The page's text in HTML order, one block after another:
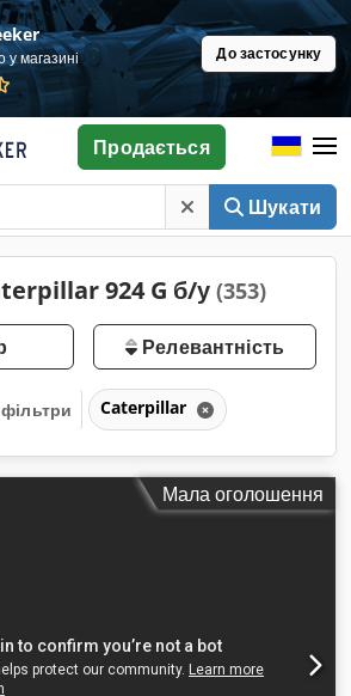
у магазині До застосунку
Шукати
Продається
924 G б/у (353)
Релевантність
Caterpillar
Мала оголошення